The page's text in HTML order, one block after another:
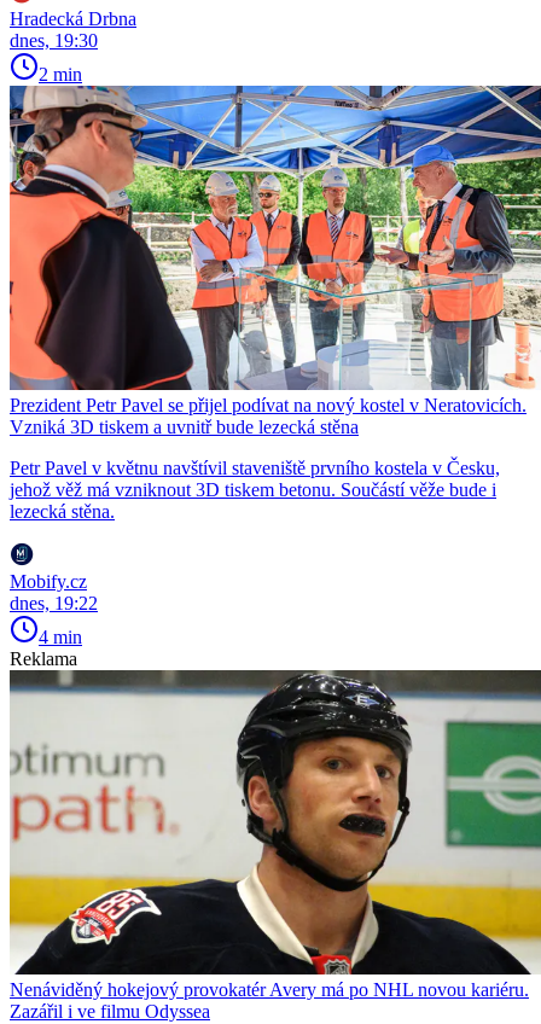
Hradecká Drbna
dnes, 19:30
2 min
Prezident Petr Pavel se přijel podívat na nový kostel v Neratovicích.
Vzniká 3D tiskem a uvnitř bude lezecká stěna
Petr Pavel v květnu navštívil staveniště prvního kostela v Česku,
jehož věž má vzniknout 3D tiskem betonu. Součástí věže bude i
lezecká stěna.
Mobify.cz
dnes, 19:22
4 min
Reklama
Nenáviděný hokejový provokatér Avery má po NHL novou kariéru.
Zazářil i ve filmu Odyssea